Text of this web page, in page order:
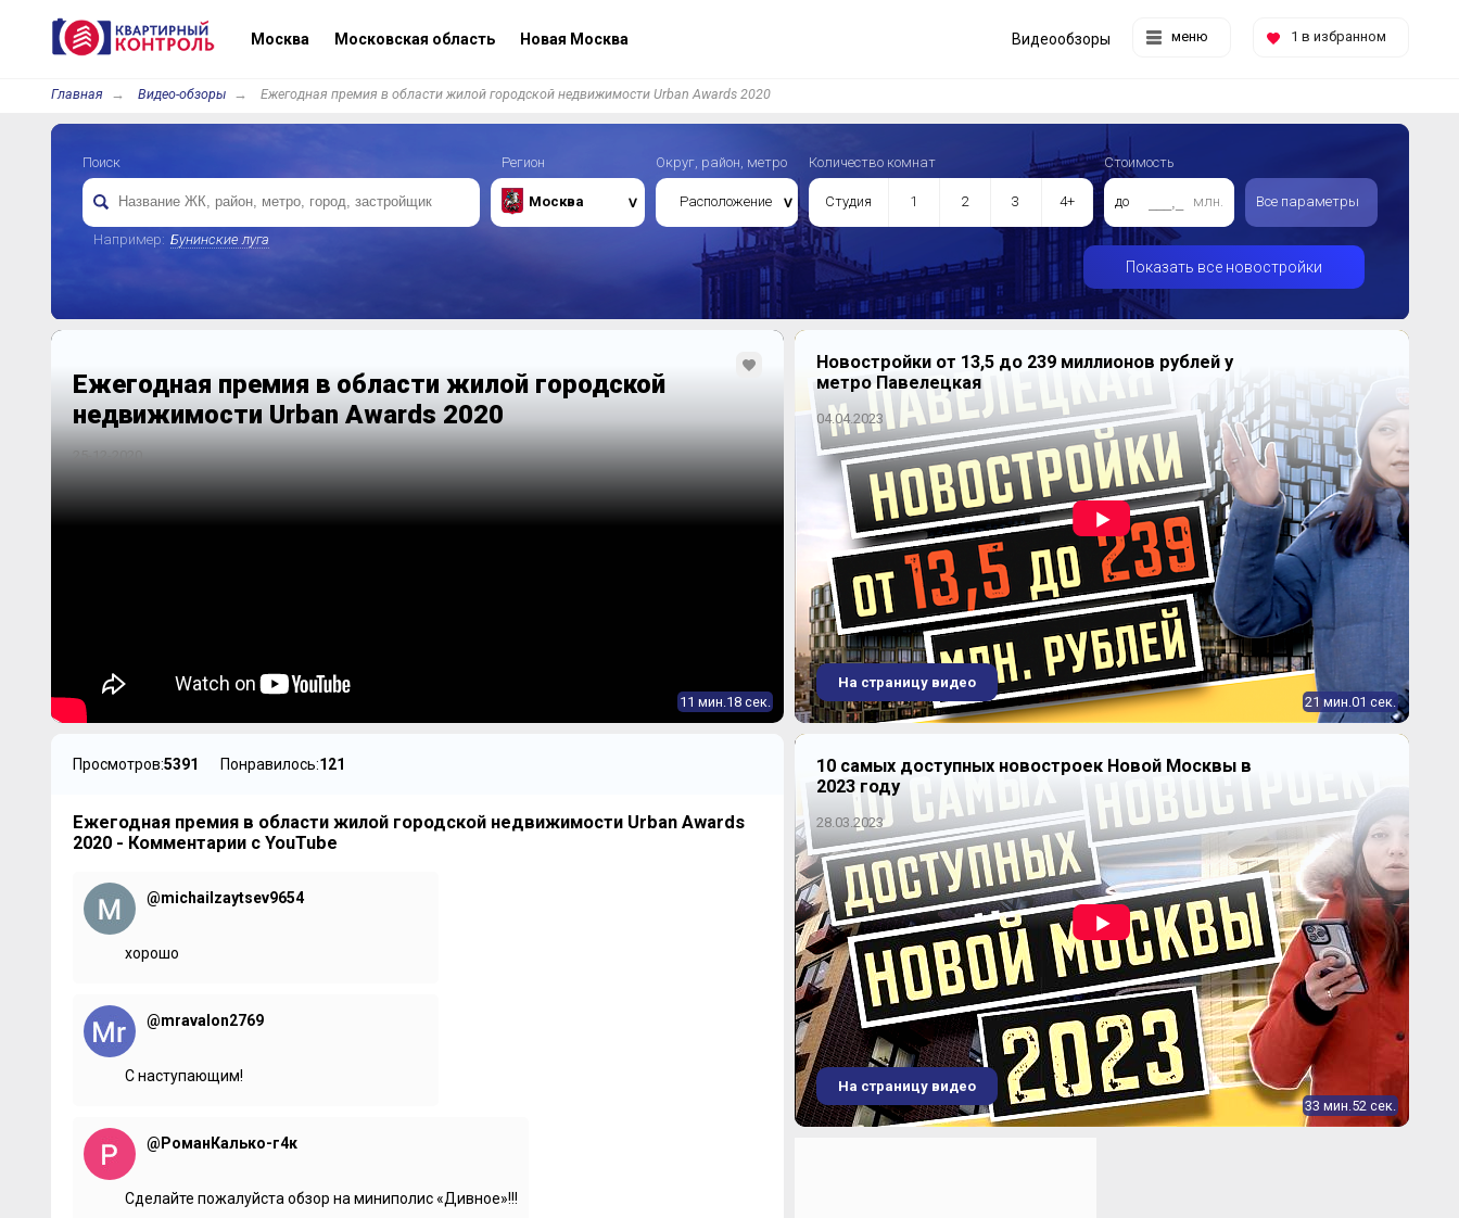
Москва Московская область Новая Москва меню 1 в избранном
Видеообзоры
Главная Видео-обзоры Ежегодная премия в области жилой городской недвижимости Urban Awards 2020
Поиск
Например: Бунинские луга
Регион
Москва
Округ, район, метро
Расположение
Количество комнат
Студия 1 2 3 4+
Стоимость
до млн. Все параметры
Показать все новостройки
Ежегодная премия в области жилой городской
недвижимости Urban Awards 2020
11 мин.18 сек.
Просмотров:5391 Понравилось:121
Ежегодная премия в области жилой городской недвижимости Urban Awards
2020 - Комментарии с YouTube
@michailzaytsev9654
хорошо
@mravalon2769
С наступающим!
@РоманКалько-г4к
Сделайте пожалуйста обзор на миниполис «Дивное»!!!
Новостройки от 13,5 до 239 миллионов рублей у
метро Павелецкая
04.04.2023
21 мин.01 сек.
На страницу видео
10 самых доступных новостроек Новой Москвы в
2023 году
28.03.2023
33 мин.52 сек.
На страницу видео